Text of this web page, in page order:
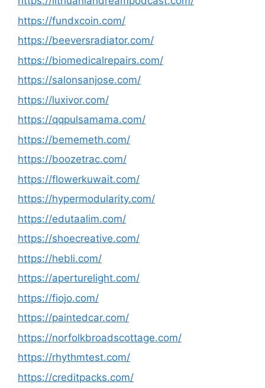
https://fundxcoin.com/
https://beeversradiator.com/
https://biomedicalrepairs.com/
https://salonsanjose.com/
https://luxivor.com/
https://qqpulsamama.com/
https://bememeth.com/
https://boozetrac.com/
https://flowerkuwait.com/
https://hypermodularity.com/
https://edutaalim.com/
https://shoecreative.com/
https://hebli.com/
https://aperturelight.com/
https://fiojo.com/
https://paintedcar.com/
https://norfolkbroadscottage.com/
https://rhythmtest.com/
https://creditpacks.com/